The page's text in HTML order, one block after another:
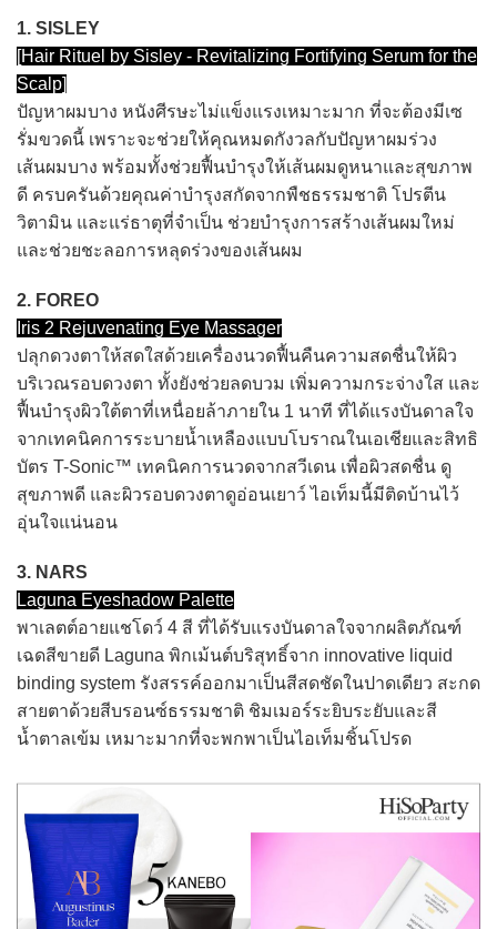
1. SISLEY
[Hair Rituel by Sisley - Revitalizing Fortifying Serum for the
Scalp]
ปัญหาผมบาง หนังศีรษะไม่แข็งแรงเหมาะมาก ที่จะต้องมีเซ
รั่มขวดนี้ เพราะจะช่วยให้คุณหมดกังวลกับปัญหาผมร่วง
เส้นผมบาง พร้อมทั้งช่วยฟื้นบำรุงให้เส้นผมดูหนาและสุขภาพ
ดี ครบครันด้วยคุณค่าบำรุงสกัดจากพืชธรรมชาติ โปรตีน
วิตามิน และแร่ธาตุที่จำเป็น ช่วยบำรุงการสร้างเส้นผมใหม่
และช่วยชะลอการหลุดร่วงของเส้นผม
2. FOREO
Iris 2 Rejuvenating Eye Massager
ปลุกดวงตาให้สดใสด้วยเครื่องนวดฟื้นคืนความสดชื่นให้ผิว
บริเวณรอบดวงตา ทั้งยังช่วยลดบวม เพิ่มความกระจ่างใส และ
ฟื้นบำรุงผิวใต้ตาที่เหนื่อยล้าภายใน 1 นาที ที่ได้แรงบันดาลใจ
จากเทคนิคการระบายน้ำเหลืองแบบโบราณในเอเชียและสิทธิ
บัตร T-Sonic™ เทคนิคการนวดจากสวีเดน เพื่อผิวสดชื่น ดู
สุขภาพดี และผิวรอบดวงตาดูอ่อนเยาว์ ไอเท็มนี้มีติดบ้านไว้
อุ่นใจแน่นอน
3. NARS
Laguna Eyeshadow Palette
พาเลตต์อายแชโดว์ 4 สี ที่ได้รับแรงบันดาลใจจากผลิตภัณฑ์
เฉดสีขายดี Laguna พิกเม้นต์บริสุทธิ์จาก innovative liquid
binding system รังสรรค์ออกมาเป็นสีสดชัดในปาดเดียว สะกด
สายตาด้วยสีบรอนซ์ธรรมชาติ ชิมเมอร์ระยิบระยับและสี
น้ำตาลเข้ม เหมาะมากที่จะพกพาเป็นไอเท็มชิ้นโปรด